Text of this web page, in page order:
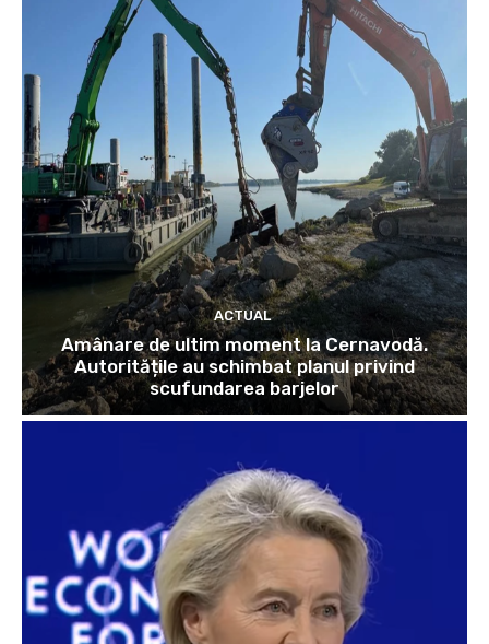
ACTUAL
Amânare de ultim moment la Cernavodă.
Autoritățile au schimbat planul privind
scufundarea barjelor